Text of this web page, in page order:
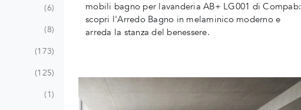
mobili bagno per lavanderia AB+ LG001 di Compab:
scopri l'Arredo Bagno in melaminico moderno e
arreda la stanza del benessere.
6
8
173
125
1